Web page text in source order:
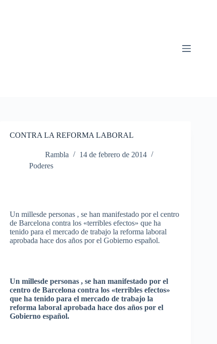
CONTRA LA REFORMA LABORAL
Rambla
14 de febrero de 2014
Poderes
Un millesde personas , se han manifestado porel centro
de Barcelona contra los «terribles efectos» que ha
tenido para el mercado de trabajo la reforma laboral
aprobada hace dos años porel Gobierno español.
Un millesde personas , se han manifestado por el
centro de Barcelona contra los «terribles efectos»
que ha tenido para el mercado de trabajo la
reforma laboral aprobada hace dos años por el
Gobierno español.